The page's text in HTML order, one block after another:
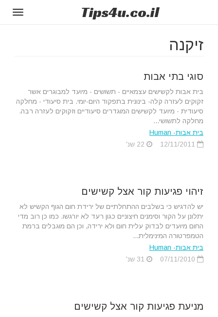
Tips4u.co.il
זיקנה
סוגי בתי אבות
בית אבות לקשישים עצמאיים - תשושים - מיועד למבוגרים אשר
זקוקים לעזרה קלה- בינונית בתפקוד היום-יומי. בית סיעודי - מחלקה
סיעודית - מיועד לקשישים המוגדרים סיעודיים וזקוקים לעזרה רבה.
מחלקה לתשושי...
בית אבות- Human
זיהוי פגיעות קור אצל קשישים
יש להדגיש כי בשלבים ההתחלתיים של ירידת חום הגוף הקשיש לא
יתלונן על הקור וסימנים חיצוניים כגון רעד לא יורגשו. כמו כן רוב מדי
החום מיועדים לבדוק עלית חום ולא ירידה, וכן הם מוגבלים ברמת
הטמפרטורה המינימלית...
בית אבות- Human
מניעת פגיעות קור אצל קשישים